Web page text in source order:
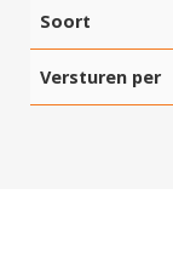
Soort
Versturen per